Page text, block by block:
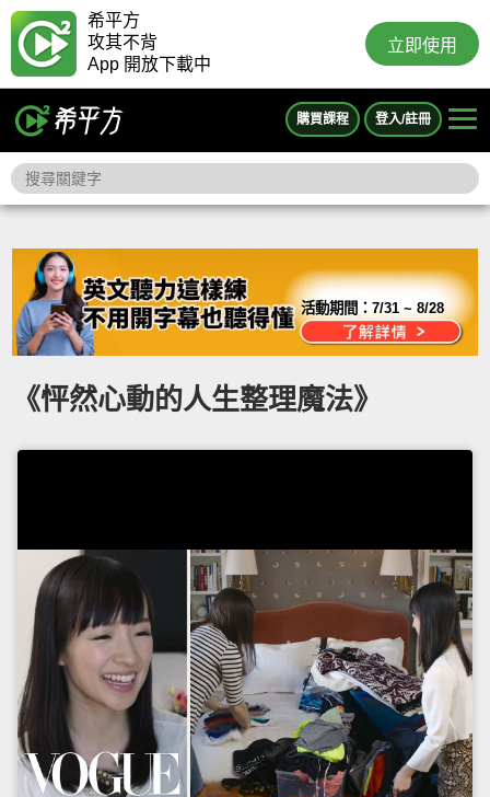
希平方
攻其不背
App 開放下載中
立即使用
購買課程 登入/註冊
活動期間：7/31 ~ 8/28
《怦然心動的人生整理魔法》